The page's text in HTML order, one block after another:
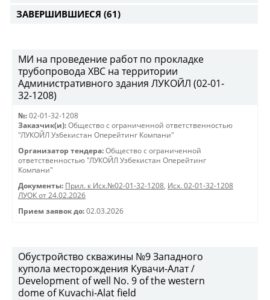
ЗАВЕРШИВШИЕСЯ (61)
МИ на проведение работ по прокладке
трубопровода ХВС на территории
Административного здания ЛУКОЙЛ (02-01-
32-1208)
№: 02-01-32-1208
Заказчик(и): Общество с ограниченной ответственностью
"ЛУКОЙЛ Узбекистан Оперейтинг Компани"
Организатор тендера: Общество с ограниченной
ответственностью "ЛУКОЙЛ Узбекистан Оперейтинг
Компани"
Документы: Прил. к Исх.№02-01-32-1208, Исх. 02-01-32-1208
ЛУОК от 24.02.2026
Прием заявок до: 02.03.2026
Обустройство скважины №9 Западного
купола месторождения Кувачи-Алат /
Development of well No. 9 of the western
dome of Kuvachi-Alat field